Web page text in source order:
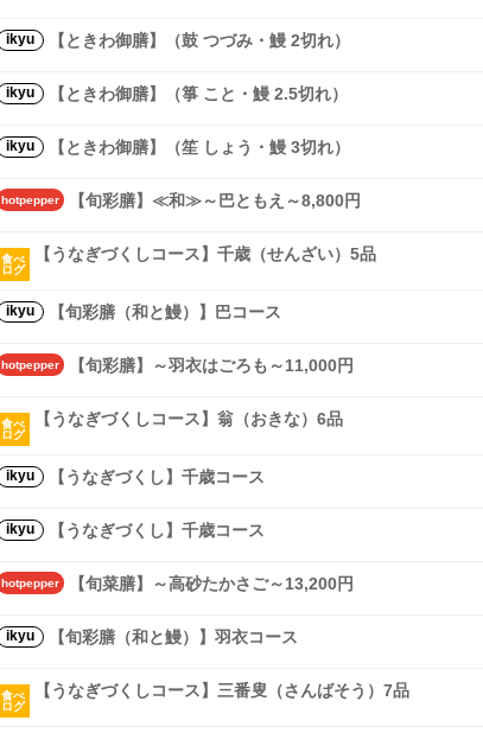
ikyu 【ときわ御膳】（鼓 つづみ・鰻 2切れ）
ikyu 【ときわ御膳】（箏 こと・鰻 2.5切れ）
ikyu 【ときわ御膳】（笙 しょう・鰻 3切れ）
hotpepper 【旬彩膳】≪和≫～巴ともえ～8,800円
食べ
ログ
【うなぎづくしコース】千歳（せんざい）5品
ikyu 【旬彩膳（和と鰻）】巴コース
hotpepper 【旬彩膳】～羽衣はごろも～11,000円
食べ
ログ
【うなぎづくしコース】翁（おきな）6品
ikyu 【うなぎづくし】千歳コース
ikyu 【うなぎづくし】千歳コース
hotpepper 【旬菜膳】～高砂たかさご～13,200円
ikyu 【旬彩膳（和と鰻）】羽衣コース
食べ
ログ
【うなぎづくしコース】三番叟（さんばそう）7品